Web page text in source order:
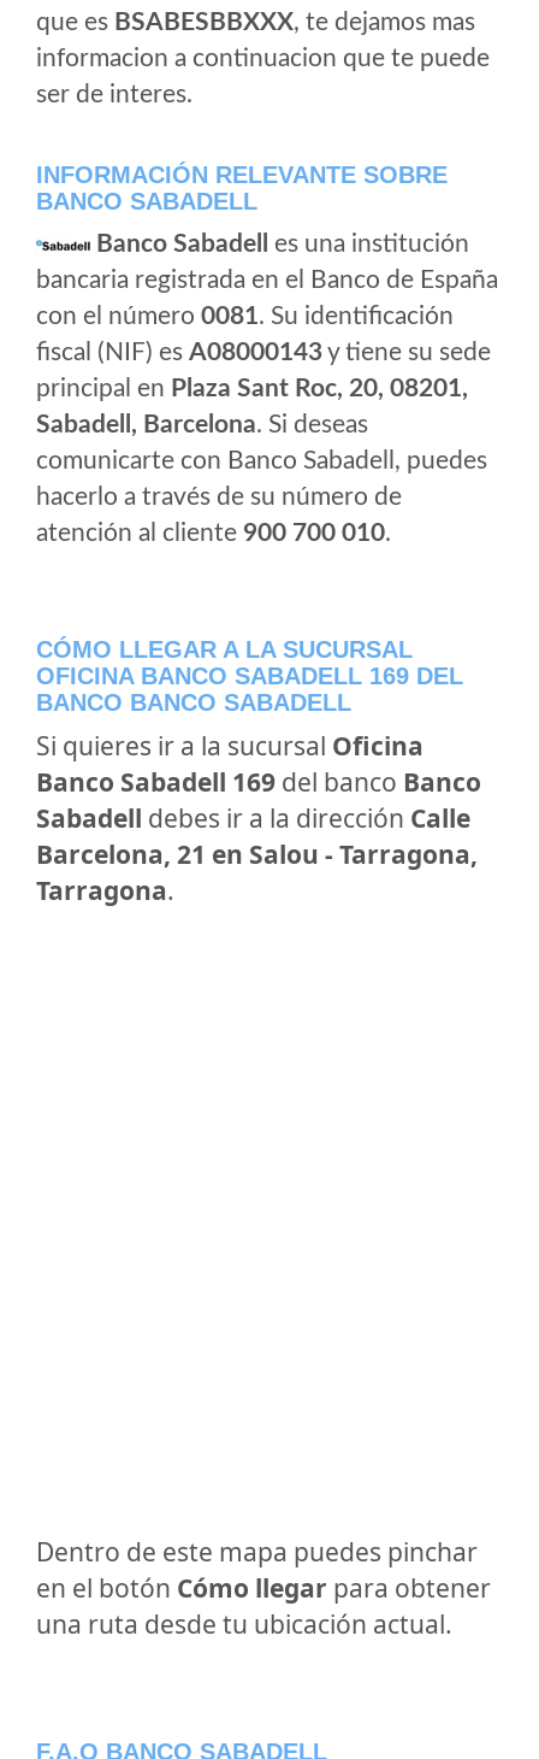
que es BSABESBBXXX, te dejamos mas
informacion a continuacion que te puede
ser de interes.
INFORMACIÓN RELEVANTE SOBRE
BANCO SABADELL
Banco Sabadell
es una institución
bancaria registrada en el Banco de España
con el número 0081. Su identificación
fiscal (NIF) es A08000143y tiene su sede
principal en Plaza Sant Roc, 20, 08201,
Sabadell, Barcelona. Si deseas
comunicarte con Banco Sabadell, puedes
hacerlo a través de su número de
atención al cliente 900 700 010.
CÓMO LLEGAR A LA SUCURSAL
OFICINA BANCO SABADELL 169 DEL
BANCO BANCO SABADELL
Si quieres ir a la sucursal Oficina
Banco Sabadell 169 del banco Banco
Sabadell debes ir a la dirección Calle
Barcelona, 21 en Salou - Tarragona,
Tarragona.
Dentro de este mapa puedes pinchar
en el botón Cómo llegar para obtener
una ruta desde tu ubicación actual.
F.A.Q BANCO SABADELL